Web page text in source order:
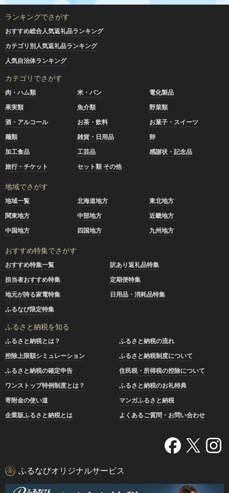
ランキングでさがす
おすすめ総合人気返礼品ランキング
カテゴリ別人気返礼品ランキング
人気自治体ランキング
カテゴリでさがす
肉・ハム類 米・パン
電化製品
果実類
魚介類
野菜類
酒・アルコール
お茶・飲料
お菓子・スイーツ
麺類
雑貨・日用品
卵
加工食品
工芸品
感謝状・記念品
旅行・チケット
セット類 その他
地域でさがす
地域一覧 北海道地方
東北地方
関東地方
中部地方
近畿地方
中国地方
四国地方 九州地方
おすすめ特集でさがす
おすすめ特集一覧
訳あり返礼品特集
担当者おすすめ特集
定期便特集
地元が誇る家電特集
日用品・消耗品特集
ふるなび限定特集
ふるさと納税を知る
ふるさと納税とは？
ふるさと納税の流れ
控除上限額シミュレーション
ふるさと納税制度について
ふるさと納税の確定申告
住民税・所得税の控除について
ワンストップ特例制度とは？
ふるさと納税のお礼特典
寄附金の使い道
マンガふるさと納税
企業版ふるさと納税とは
よくあるご質問・お問い合わせ
ふるなびオリジナルサービス